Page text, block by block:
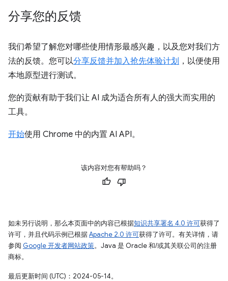
分享您的反馈
我们希望了解您对哪些使用情形最感兴趣，以及您对我们方
法的反馈。您可以分享反馈并加入抢先体验计划 ，以便使用
本地原型进行测试。
您的贡献有助于我们让 AI 成为适合所有人的强大而实用的
工具。
开始使用 Chrome 中的内置 AI API。
该内容对您有帮助吗？
如未另行说明，那么本页面中的内容已根据知识共享署名 4.0 许可获得了
许可，并且代码示例已根据Apache 2.0 许可获得了许可。有关详情，请
参阅 Google 开发者网站政策。Java 是 Oracle 和/或其关联公司的注册
商标。
最后更新时间 (UTC)：2024-05-14。